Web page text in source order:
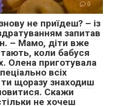
0
не приїдеш? – із
запитав
– Мамо, діти вже
коли бабуся
Олена приготувала
всіх
щоразу знаходиш
Скажи
не хочеш